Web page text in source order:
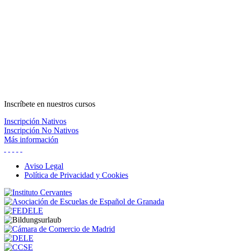
Inscríbete en nuestros cursos
Inscripción Nativos
Inscripción No Nativos
Más información
Aviso Legal
Política de Privacidad y Cookies